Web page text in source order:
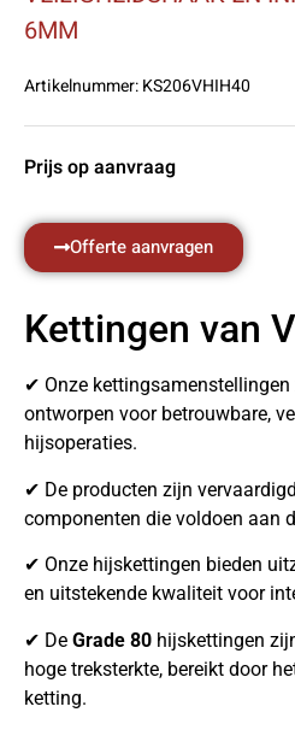
6MM
Artikelnummer:KS206VHIH40
Prijs op aanvraag
Offerte aanvragen
Kettingen van
✔ Onze
ontworpen voor betrouwbare,
hijsoperaties.
✔ De producten zijn
componenten die voldoen aan
✔ Onze hijskettingen bieden
en uitstekende kwaliteit voor
✔ De Grade 80 hijskettingen
hoge treksterkte, bereikt door
ketting.